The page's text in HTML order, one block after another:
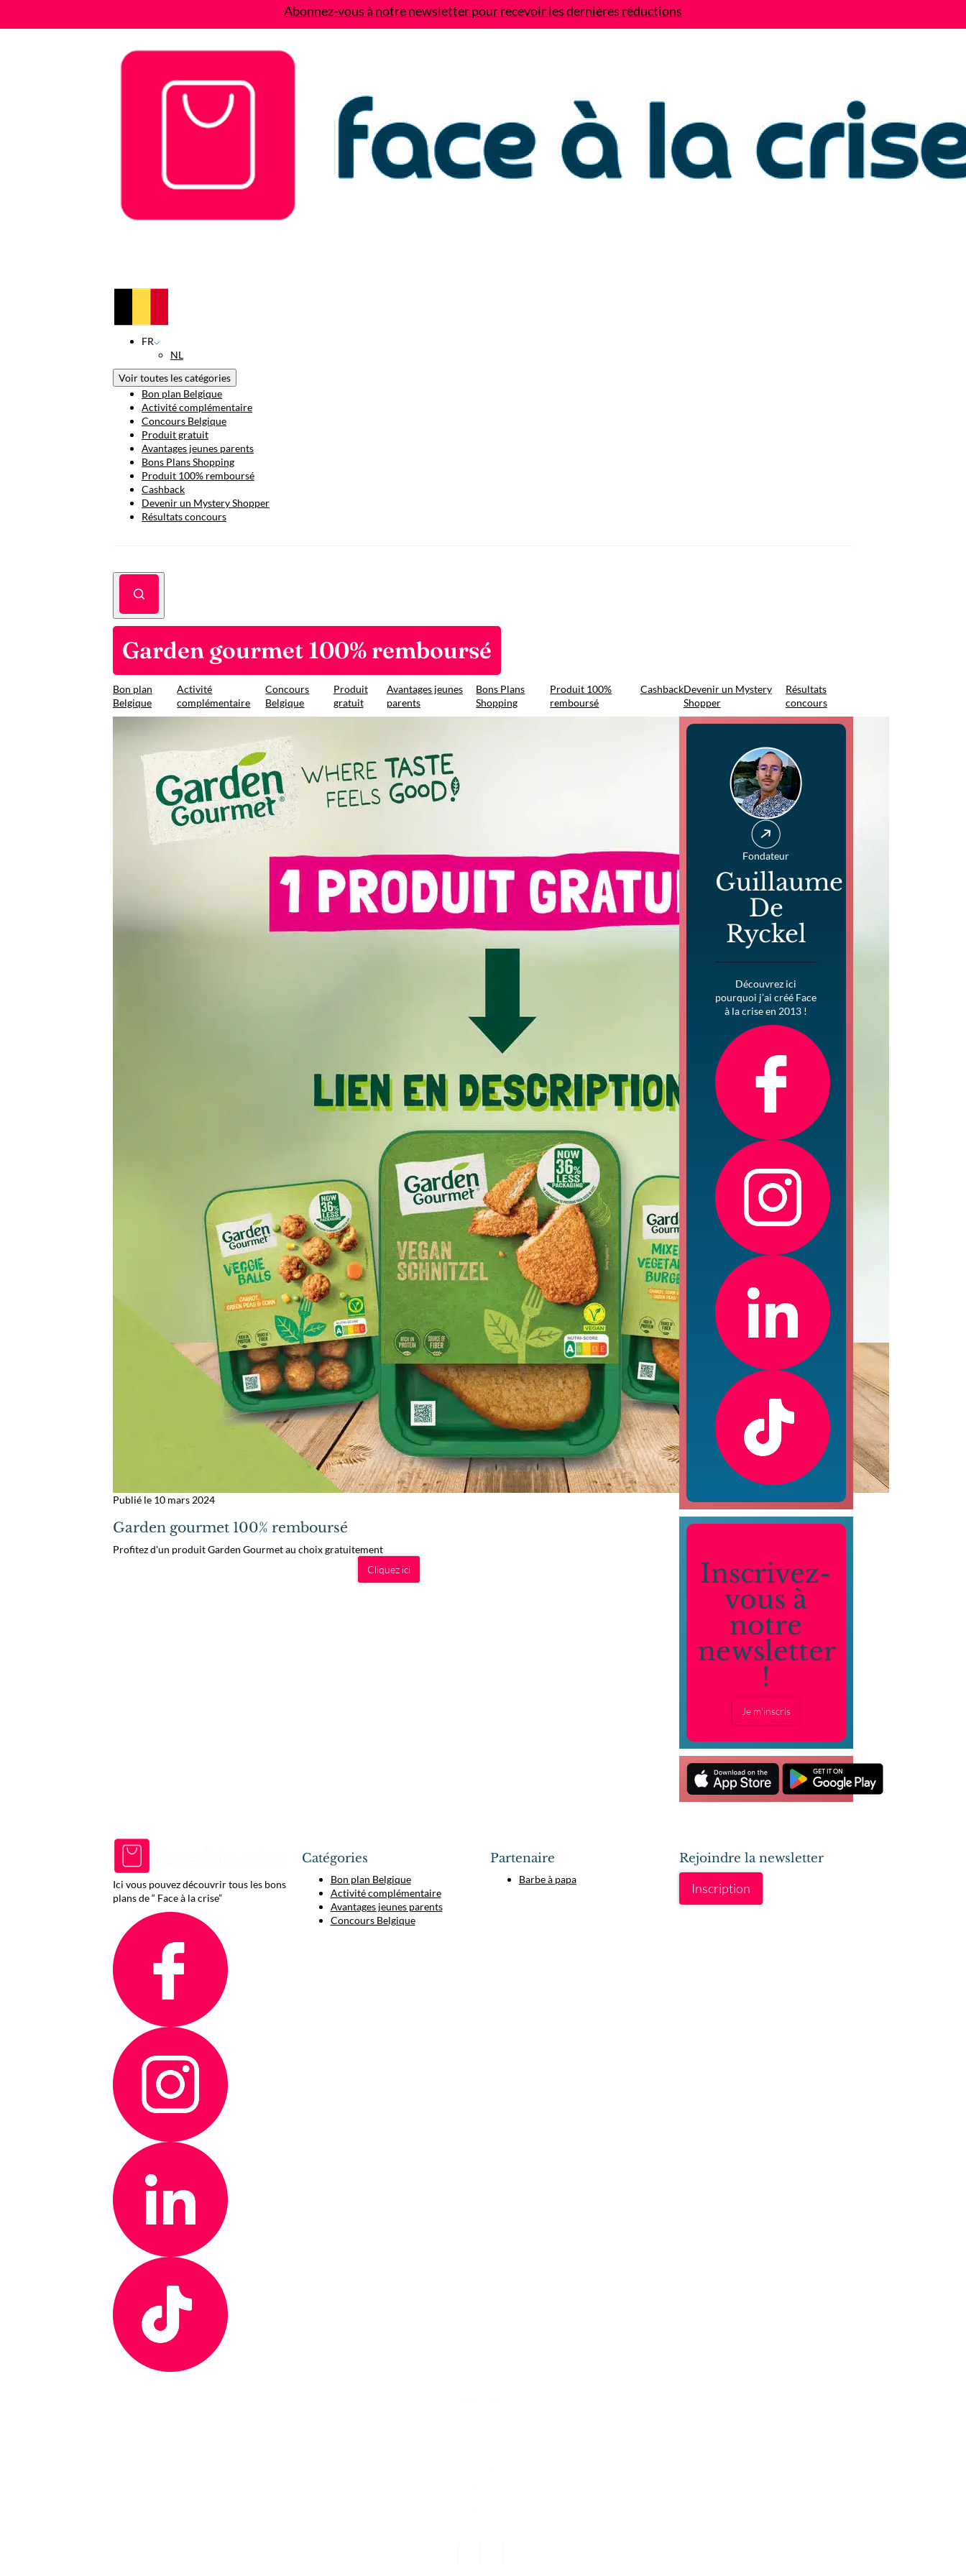
Abonnez-vous à notre newsletter pour recevoir les dernières réductions
FR
NL
Voir toutes les catégories
Bon plan Belgique
Activité complémentaire
Concours Belgique
Produit gratuit
Avantages jeunes parents
Bons Plans Shopping
Produit 100% remboursé
Cashback
Devenir un Mystery Shopper
Résultats concours
Garden gourmet 100% remboursé
Bon plan
Belgique
Activité
complémentaire
Concours
Belgique
Produit
gratuit
Avantages jeunes
parents
Bons Plans
Shopping
Produit 100%
remboursé
CashbackDevenir un Mystery
Shopper
Résultats
concours
Publié le 10 mars 2024
Garden gourmet 100% remboursé
Profitez d'un produit Garden Gourmet au choix gratuitement
Cliquez ici
Fondateur
Guillaume
De
Ryckel
Découvrez ici
pourquoi j’ai créé Face
à la crise en 2013 !
Inscrivez-
vous à
notre
newsletter
!
Je m'inscris
Ici vous pouvez découvrir tous les bons
plans de “ Face à la crise”
Catégories
Bon plan Belgique
Activité complémentaire
Avantages jeunes parents
Concours Belgique
Partenaire
Barbe à papa
Rejoindre la newsletter
Inscription